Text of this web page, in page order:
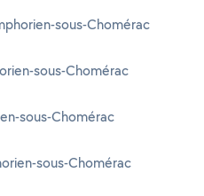
sous-Chomérac
sous-Chomérac
sous-Chomérac
sous-Chomérac